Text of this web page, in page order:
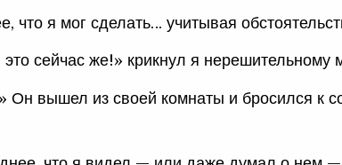
что я мог сделать… учитывая
сейчас же!» крикнул я нерешительному
Он вышел из своей комнаты и бросился к